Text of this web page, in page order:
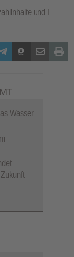
und E-
ThreemaMail Print
Wasser
–